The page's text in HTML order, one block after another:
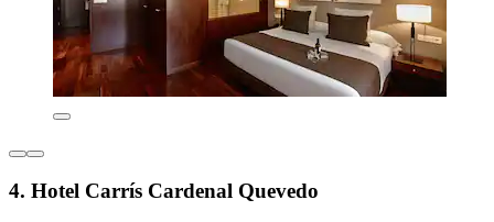
4. Hotel Carrís Cardenal Quevedo